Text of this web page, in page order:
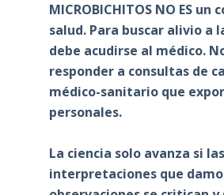
MICROBICHITOS NO ES un
salud. Para buscar alivio a
debe acudirse al médico.
responder a consultas de
médico-sanitario que
personales.
La ciencia solo avanza si las
interpretaciones que